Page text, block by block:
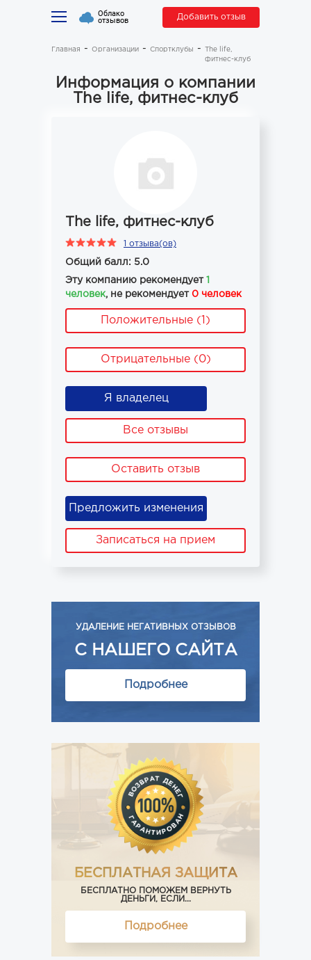
Облако
отзывов Добавить отзыв
Главная Организации Спортклубы
The life,
фитнес-клуб
Информация о компании
The life, фитнес-клуб
The life, фитнес-клуб
1 отзыва(ов)
Общий балл: 5.0
Эту компанию рекомендует 1
человек, не рекомендует 0 человек
Положительные (1)
Отрицательные (0)
Я владелец
Все отзывы
Оставить отзыв
Предложить изменения
Записаться на прием
УДАЛЕНИЕ НЕГАТИВНЫХ ОТЗЫВОВ
С НАШЕГО САЙТА
Подробнее
БЕСПЛАТНАЯ ЗАЩИТА
БЕСПЛАТНО ПОМОЖЕМ ВЕРНУТЬ
ДЕНЬГИ, ЕСЛИ...
Подробнее